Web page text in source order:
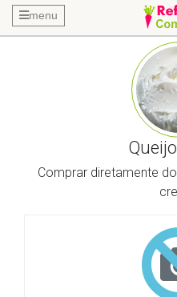
menu
Comprar diretamente